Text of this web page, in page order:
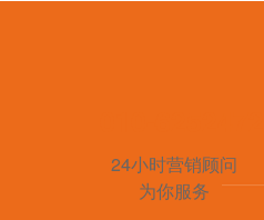
24小时营销顾问
为你服务